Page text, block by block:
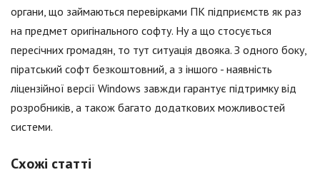
органи, що займаються перевірками ПК підприємств як раз
на предмет оригінального софту. Ну а що стосується
пересічних громадян, то тут ситуація двояка. З одного боку,
піратський софт безкоштовний, а з іншого - наявність
ліцензійної версії Windows завжди гарантує підтримку від
розробників, а також багато додаткових можливостей
системи.
Схожі статті